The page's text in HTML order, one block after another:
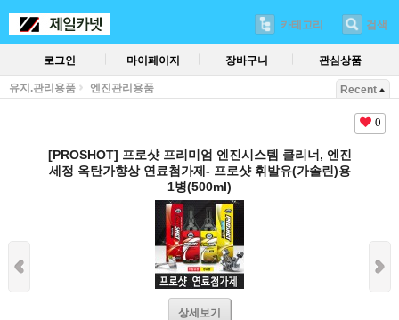
카테고리 검색
로그인 마이페이지 장바구니 관심상품
유지.관리용품 엔진관리용품 Recent
0
[PROSHOT] 프로샷 프리미엄 엔진시스템 클리너, 엔진
세정 옥탄가향상 연료첨가제- 프로샷 휘발유(가솔린)용
1병(500ml)
상세보기